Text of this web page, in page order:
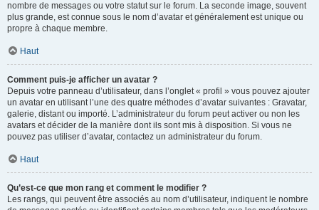
nombre de messages ou votre statut sur le forum. La seconde image, souvent
plus grande, est connue sous le nom d’avatar et généralement est unique ou
propre à chaque membre.
Haut
Comment puis-je afficher un avatar ?
Depuis votre panneau d’utilisateur, dans l’onglet « profil » vous pouvez ajouter
un avatar en utilisant l’une des quatre méthodes d’avatar suivantes : Gravatar,
galerie, distant ou importé. L’administrateur du forum peut activer ou non les
avatars et décider de la manière dont ils sont mis à disposition. Si vous ne
pouvez pas utiliser d’avatar, contactez un administrateur du forum.
Haut
Qu’est-ce que mon rang et comment le modifier ?
Les rangs, qui peuvent être associés au nom d’utilisateur, indiquent le nombre